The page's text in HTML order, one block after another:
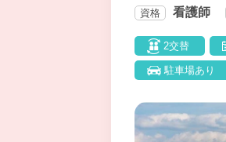
資格 看護師
2交替
駐車場あり